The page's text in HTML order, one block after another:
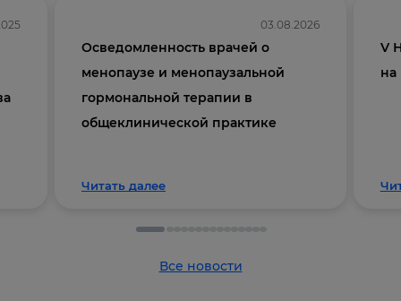
03.08.2026
Осведомленность врачей о
менопаузе и менопаузальной
гормональной терапии в
общеклинической практике
Читать далее
V
на
Все новости